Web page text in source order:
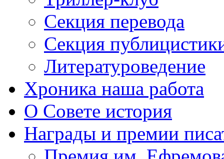
Секция перевода
Секция
Литературоведение
Хроника наша работа
О Совете история
Награды и премии